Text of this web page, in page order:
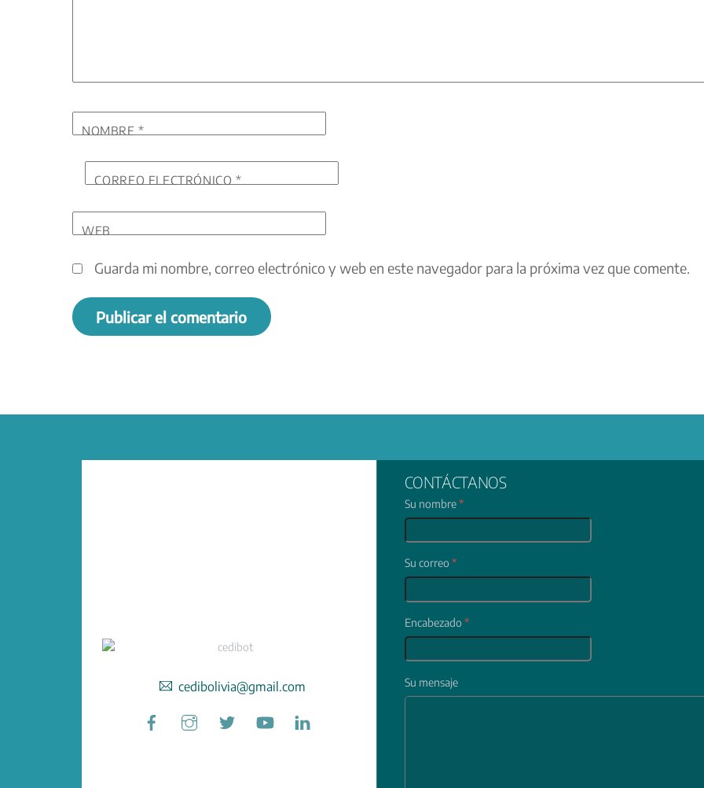
NOMBRE*
CORREO ELECTRÓNICO*
WEB
Guarda mi nombre, correo electrónico y web en este navegador para la próxima vez que comente.
cedibolivia@gmail.com
Facebook
CONTÁCTANOS
Su nombre*
Su correo *
Encabezado *
Su mensaje